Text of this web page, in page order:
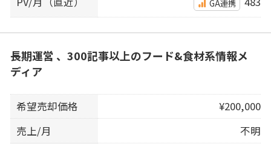
GA連携
長期運営 、300記事以上のフード&食材系情報メ
ディア
希望売却価格
¥200,000
売上/月
不明